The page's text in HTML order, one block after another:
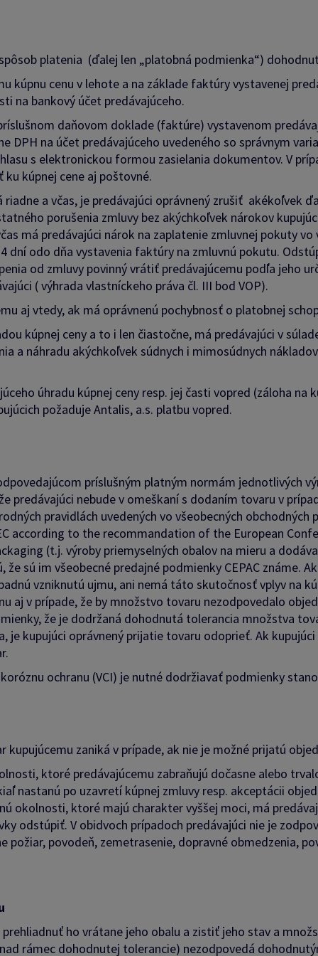
platenia (ďalej len „platobná podmienka“)
kúpnu cenu v lehote a na základe faktúry vystavenej
na bankový účet predávajúceho.
daňovom doklade (faktúre) vystavenom
DPH na účet predávajúceho uvedeného so správnym
s elektronickou formou zasielania dokumentov. V
kúpnej cene aj poštovné.
riadne a včas, je predávajúci oprávnený zrušiť akékoľvek
porušenia zmluvy bez akýchkoľvek nárokov
má predávajúci nárok na zaplatenie zmluvnej pokuty
dní odo dňa vystavenia faktúry na zmluvnú pokutu.
od zmluvy povinný vrátiť predávajúcemu podľa jeho
( výhrada vlastníckeho práva čl. III bod VOP).
aj vtedy, ak má oprávnenú pochybnosť o platobnej
kúpnej ceny a to i len čiastočne, má predávajúci v
a náhradu akýchkoľvek súdnych i mimosúdnych
úhradu kúpnej ceny resp. jej časti vopred (záloha
požaduje Antalis, a.s. platbu vopred.
príslušným platným normám jednotlivých
predávajúci nebude v omeškaní s dodaním tovaru v
pravidlách uvedených vo všeobecných obchodných
according to the recommandation of the European
(t.j. výroby priemyselných obalov na mieru a
sú im všeobecné predajné podmienky CEPAC známe.
vzniknutú ujmu, ani nemá táto skutočnosť vplyv na
aj v prípade, že by množstvo tovaru nezodpovedalo
že je dodržaná dohodnutá tolerancia množstva
je kupujúci oprávnený prijatie tovaru odoprieť. Ak
ochranu (VCI) je nutné dodržiavať podmienky
zaniká v prípade, ak nie je možné prijatú
ktoré predávajúcemu zabraňujú dočasne alebo
nastanú po uzavretí kúpnej zmluvy resp. akceptácii
okolnosti, ktoré majú charakter vyššej moci, má
odstúpiť. V obidvoch prípadoch predávajúci nie je
požiar, povodeň, zemetrasenie, dopravné obmedzenia,
ho vrátane jeho obalu a zistiť jeho stav a
rámec dohodnutej tolerancie) nezodpovedá